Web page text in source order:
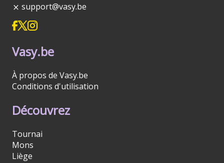
support@vasy.be
Vasy.be
À propos de Vasy.be
Conditions d'utilisation
Découvrez
Tournai
Mons
Liège